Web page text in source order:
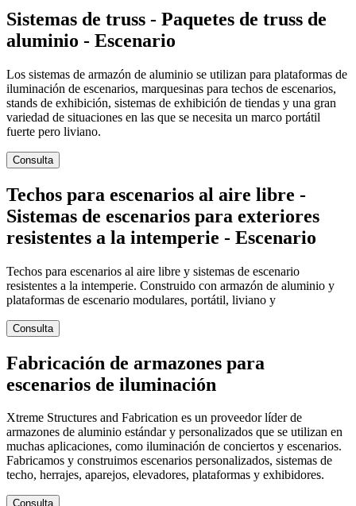
Sistemas de truss - Paquetes de truss de
aluminio - Escenario
Los sistemas de armazón de aluminio se utilizan para plataformas de
iluminación de escenarios, marquesinas para techos de escenarios,
stands de exhibición, sistemas de exhibición de tiendas y una gran
variedad de situaciones en las que se necesita un marco portátil
fuerte pero liviano.
Consulta
Techos para escenarios al aire libre -
Sistemas de escenarios para exteriores
resistentes a la intemperie - Escenario
Techos para escenarios al aire libre y sistemas de escenario
resistentes a la intemperie. Construido con armazón de aluminio y
plataformas de escenario modulares, portátil, liviano y
Consulta
Fabricación de armazones para
escenarios de iluminación
Xtreme Structures and Fabrication es un proveedor líder de
armazones de aluminio estándar y personalizados que se utilizan en
muchas aplicaciones, como iluminación de conciertos y escenarios.
Fabricamos y construimos escenarios personalizados, sistemas de
techo, herrajes, aparejos, elevadores, plataformas y exhibidores.
Consulta